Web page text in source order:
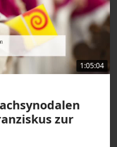
1:05:04
zur